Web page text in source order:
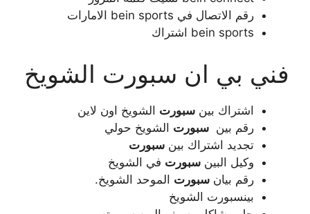
رقم الاتصال في bein sports الامارات
bein sports اشتراك
فني بي ان سبورت الشويخ
اشتراك بين سبورت الشويخ اون لاين
رقم بين سبورت الشويخ حولي
تجديد اشتراك بين سبورت
وكيل البين سبورت في الشويخ
رقم بيان سبورت الموحد الشويخ.
بينسبورت الشويخ